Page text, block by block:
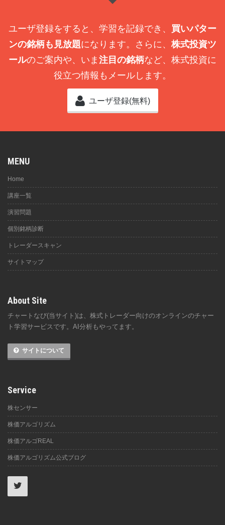
ユーザ登録をすると、学習を記録でき、 買いパター
ンの銘柄も見放題になります。さらに、 株式投資ツ
ールのご案内や、いま 注目の銘柄など、株式投資に
役立つ情報もメールします。
ユーザ登録(無料)
MENU
Home
講座一覧
演習問題
個別銘柄診断
トレーダースキャン
サイトマップ
About Site
チャートなび(当サイト)は、株式トレーダー向けのオンラインのチャー
ト学習サービスです。AI分析もやってます。
サイトについて
Service
株センサー
株価アルゴリズム
株価アルゴREAL
株価アルゴリズム公式ブログ